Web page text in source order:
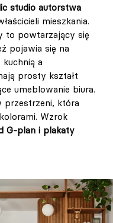
studio autorstwa
mieszkania.
to powtarzający się
pojawia się na
a
prosty kształt
umeblowanie biura.
przestrzeni, która
Wzrok
G-plan i plakaty